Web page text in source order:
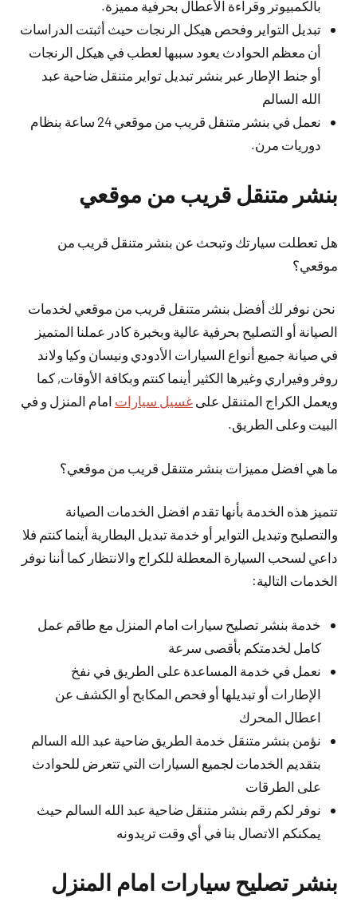
بالكمبيوتر وقراءة الأعطال بحرفية مميزة.
تبديل التواير وفحص هيكل الرنجات حيث أثبتت الدراسات
أن معظم الحوادث يعود سببها لعطب في هيكل الرنجات
أو جنط الإطار عبر بنشر تبديل تواير متنقل ضاحية عبد
الله السالم
نعمل في بنشر متنقل قريب من موقعي 24 ساعة بنظام
دوريات مرن.
بنشر متنقل قريب من موقعي
هل تعطلت سيارتك وتبحث عن بنشر متنقل قريب من
موقعي؟
نحن نوفر لك أفضل بنشر متنقل قريب من موقعي لخدمات
الصيانة أو التصليح بحرفية عالية وبخبرة كادر عملنا المتميز
في صيانة جميع أنواع السيارات الأدودي ونيسان وكيا ولاند
روفر وفيراري وغيرها الكثير أينما كنتم وبكافة الأوقات, كما
ويعمل الكراج المتنقل على غسيل سيارات امام المنزل و في
البيت وعلى الطريق.
ما هي افضل مميزات بنشر متنقل قريب من موقعي؟
تتميز هذه الخدمة بأنها تقدم افضل الخدمات الصيانة
والتصليح وتبديل التواير أو خدمة تبديل البطارية أينما كنتم فلا
داعي لسحب السيارة المعطلة للكراج والانتظار كما أننا نوفر
الخدمات التالية:
خدمة بنشر تصليح سيارات امام المنزل مع طاقم عمل
كامل لخدمتكم بأقصى سرعة
نعمل في خدمة المساعدة على الطريق في نفخ
الإطارات أو تبديلها أو فحص المكابح أو الكشف عن
اعطال المحرك
نؤمن بنشر متنقل خدمة الطريق ضاحية عبد الله السالم
بتقديم الخدمات لجميع السيارات التي تتعرض للحوادث
على الطرقات
نوفر لكم رقم بنشر متنقل ضاحية عبد الله السالم حيث
يمكنكم الاتصال بنا في أي وقت تريدونه
بنشر تصليح سيارات امام المنزل